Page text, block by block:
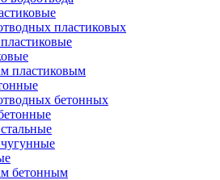
пластиковых
пластиковым
бетонных
бетонным